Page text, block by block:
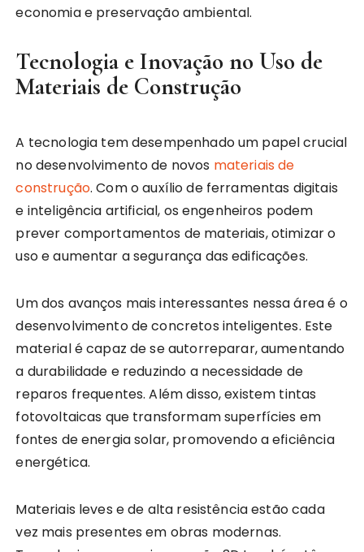
economia e preservação ambiental.
Tecnologia e Inovação no Uso de
Materiais de Construção
A tecnologia tem desempenhado um papel crucial
no desenvolvimento de novos materiais de
construção. Com o auxílio de ferramentas digitais
e inteligência artificial, os engenheiros podem
prever comportamentos de materiais, otimizar o
uso e aumentar a segurança das edificações.
Um dos avanços mais interessantes nessa área é o
desenvolvimento de concretos inteligentes. Este
material é capaz de se autorreparar, aumentando
a durabilidade e reduzindo a necessidade de
reparos frequentes. Além disso, existem tintas
fotovoltaicas que transformam superfícies em
fontes de energia solar, promovendo a eficiência
energética.
Materiais leves e de alta resistência estão cada
vez mais presentes em obras modernas.